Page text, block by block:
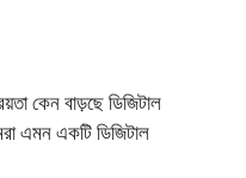
কেন বাড়ছে ডিজিটাল
এমন একটি ডিজিটাল